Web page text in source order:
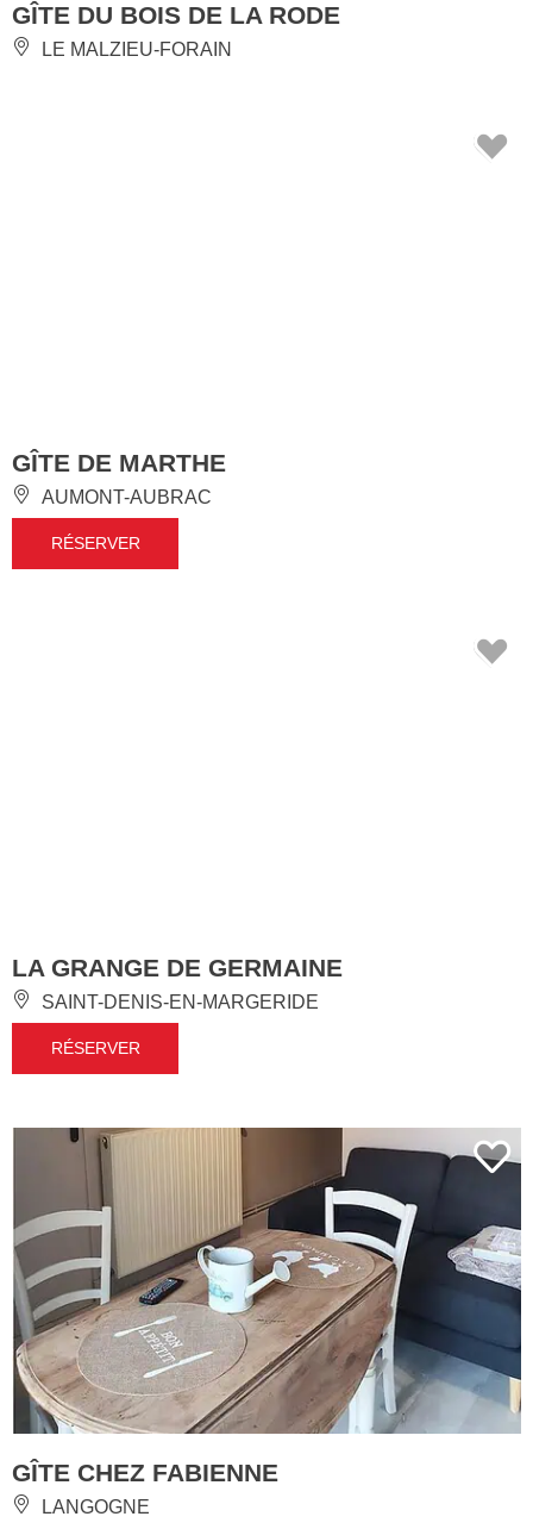
GÎTE DU BOIS DE LA RODE
LE MALZIEU-FORAIN
GÎTE DE MARTHE
AUMONT-AUBRAC
RÉSERVER
LA GRANGE DE GERMAINE
SAINT-DENIS-EN-MARGERIDE
RÉSERVER
GÎTE CHEZ FABIENNE
LANGOGNE